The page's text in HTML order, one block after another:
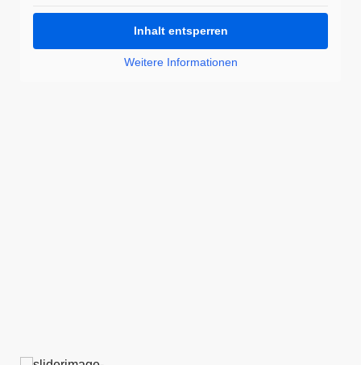
Inhalt entsperren
Weitere Informationen